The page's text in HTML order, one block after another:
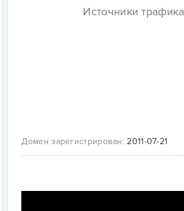
Источники трафика
Домен зарегистрирован: 2011-07-21